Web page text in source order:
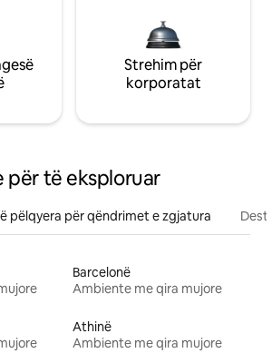
Strehim për
korporatat
për të eksploruar
pëlqyera për qëndrimet e zgjatura
Barcelonë
Ambiente me qira mujore
Athinë
Ambiente me qira mujore